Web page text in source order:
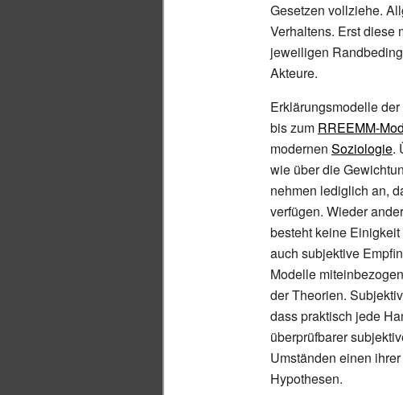
Gesetzen vollziehe.
Verhaltens. Erst diese
jeweiligen
Akteure.
Erklärungsmodelle
bis zum RREEMM-
modernen Soziologie.
wie über die
nehmen lediglich an,
verfügen. Wieder
besteht keine
auch subjektive
Modelle
der Theorien.
dass praktisch jede
überprüfbarer
Umständen einen
Hypothesen.